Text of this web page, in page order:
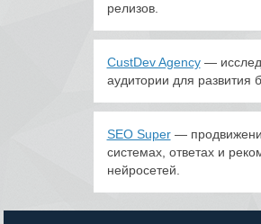
релизов.
CustDev Agency—
аудитории для развития
SEO Super—
системах, ответах и
нейросетей.